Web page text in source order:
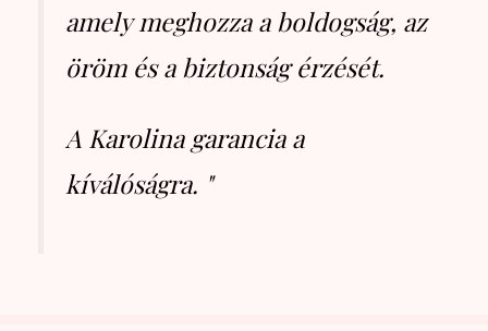
amely meghozza a boldogság, az
öröm és a biztonság érzését.
A Karolina garancia a
kíválóságra. "